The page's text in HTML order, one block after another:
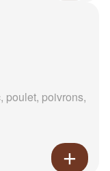
poulet, poivrons,